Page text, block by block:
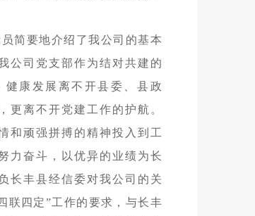
简要地介绍了我公司的基本
公司党支部作为结对共建的
康发展离不开县委、县政
更离不开党建工作的护航。
和顽强拼搏的精神投入到工
力奋斗，以优异的业绩为长
长丰县经信委对我公司的关
联四定”工作的要求，与长丰